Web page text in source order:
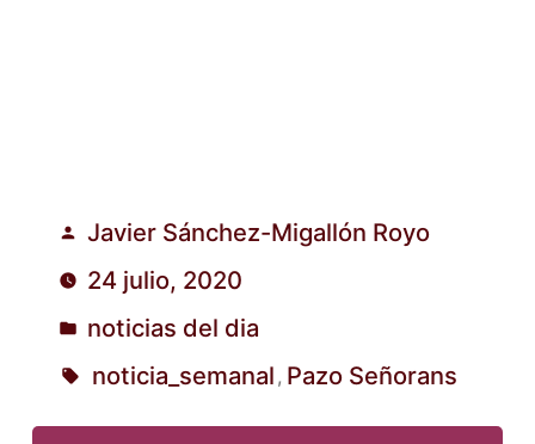
Publicado
por
Javier Sánchez-Migallón Royo
24 julio, 2020
Publicado
en
noticias del dia
noticia_semanal , Pazo Señorans